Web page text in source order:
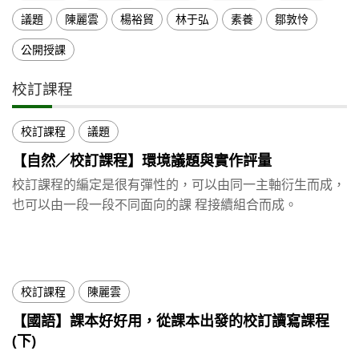
議題
陳麗雲 楊裕貿 林于弘 素養
鄒敦怜
公開授課
校訂課程
校訂課程 議題
【自然／校訂課程】環境議題與實作評量
校訂課程的編定是很有彈性的，可以由同⼀主軸衍⽣⽽成，
也可以由⼀段⼀段不同⾯向的課 程接續組合⽽成。
校訂課程 陳麗雲
【國語】課本好好用，從課本出發的校訂讀寫課程
(下)